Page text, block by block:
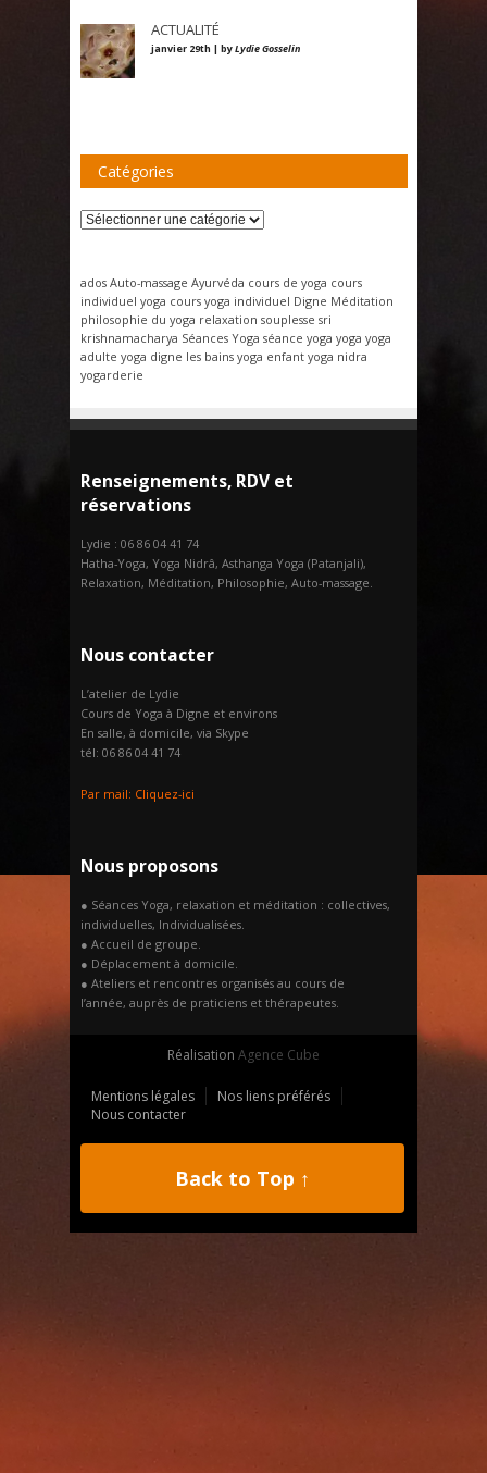
ACTUALITÉ
janvier 29th | byLydie Gosselin
Catégories
Catégories
ados Auto-massage Ayurvéda cours de yoga cours
individuel yoga cours yoga individuel Digne Méditation
philosophie du yoga relaxation souplesse sri
krishnamacharya Séances Yoga séance yoga yoga yoga
adulte yoga digne les bains yoga enfant yoga nidra
yogarderie
Renseignements, RDV et
réservations
Lydie : 06 86 04 41 74
Hatha-Yoga, Yoga Nidrâ, Asthanga Yoga (Patanjali),
Relaxation, Méditation, Philosophie, Auto-massage.
Nous contacter
L’atelier de Lydie
Cours de Yoga à Digne et environs
En salle, à domicile, via Skype
tél: 06 86 04 41 74
Par mail: Cliquez-ici
Nous proposons
● Séances Yoga, relaxation et méditation : collectives,
individuelles, Individualisées.
● Accueil de groupe.
● Déplacement à domicile.
● Ateliers et rencontres organisés au cours de
l’année, auprès de praticiens et thérapeutes.
Réalisation Agence Cube
Mentions légales
Nos liens préférés
Nous contacter
Back to Top ↑